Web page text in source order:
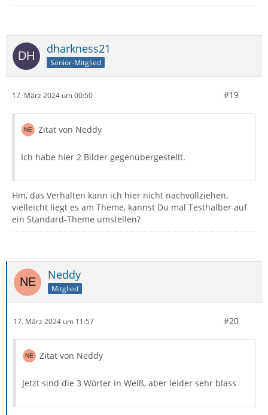
dharkness21
Senior-Mitglied
17. März 2024 um 00:50 #19
Zitat von Neddy
Ich habe hier 2 Bilder gegenübergestellt.
Hm, das Verhalten kann ich hier nicht nachvollziehen,
vielleicht liegt es am Theme, kannst Du mal Testhalber auf
ein Standard-Theme umstellen?
Neddy
Mitglied
17. März 2024 um 11:57 #20
Zitat von Neddy
Jetzt sind die 3 Wörter in Weiß, aber leider sehr blass